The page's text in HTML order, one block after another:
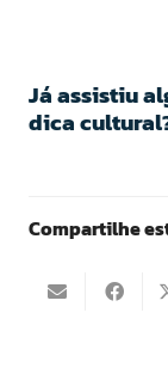
Já assistiu
dica
Compartilhe